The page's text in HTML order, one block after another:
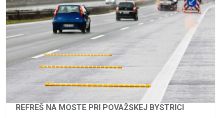
REFREŠ NA MOSTE PRI POVAŽSKEJ BYSTRICI